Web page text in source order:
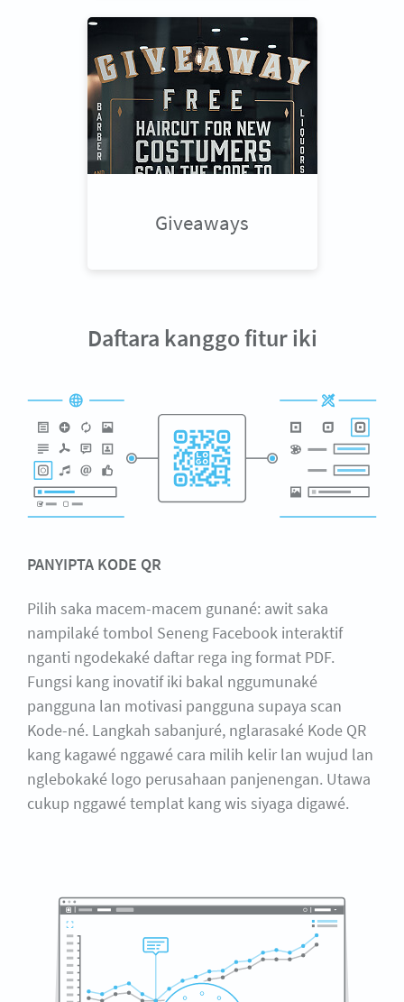
Giveaways
Daftara kanggo fitur iki
PANYIPTA KODE QR
Pilih saka macem-macem gunané: awit saka
nampilaké tombol Seneng Facebook interaktif
nganti ngodekaké daftar rega ing format PDF.
Fungsi kang inovatif iki bakal nggumunaké
pangguna lan motivasi pangguna supaya scan
Kode-né. Langkah sabanjuré, nglarasaké Kode QR
kang kagawé nggawé cara milih kelir lan wujud lan
nglebokaké logo perusahaan panjenengan. Utawa
cukup nggawé templat kang wis siyaga digawé.